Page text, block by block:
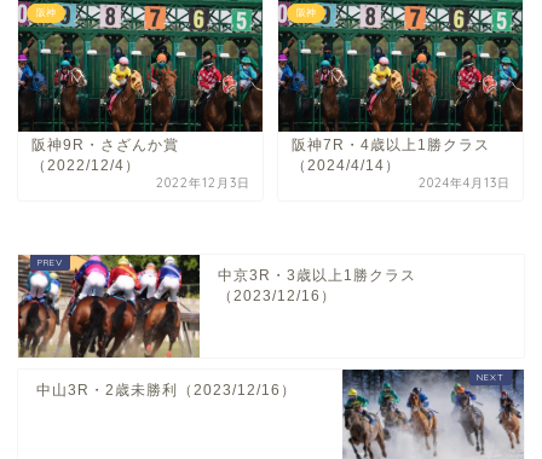
阪神
阪神9R・さざんか賞
（2022/12/4）
2022年12月3日
阪神
阪神7R・4歳以上1勝クラス
（2024/4/14）
2024年4月13日
中京3R・3歳以上1勝クラス
（2023/12/16）
中山3R・2歳未勝利（2023/12/16）